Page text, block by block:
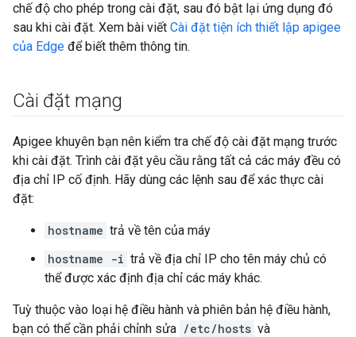
chế độ cho phép trong cài đặt, sau đó bật lại ứng dụng đó
sau khi cài đặt. Xem bài viết Cài đặt tiện ích thiết lập apigee
của Edge để biết thêm thông tin.
Cài đặt mạng
Apigee khuyên bạn nên kiểm tra chế độ cài đặt mạng trước
khi cài đặt. Trình cài đặt yêu cầu rằng tất cả các máy đều có
địa chỉ IP cố định. Hãy dùng các lệnh sau để xác thực cài
đặt:
hostname trả về tên của máy
hostname -i trả về địa chỉ IP cho tên máy chủ có
thể được xác định địa chỉ các máy khác.
Tuỳ thuộc vào loại hệ điều hành và phiên bản hệ điều hành,
bạn có thể cần phải chỉnh sửa /etc/hosts và